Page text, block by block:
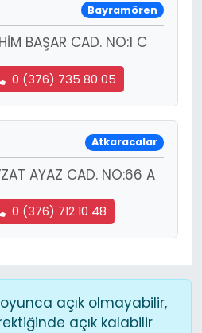
Bayramören
BAŞAR CAD. NO:1 C
0 (376) 735 80 05
Atkaracalar
AYAZ CAD. NO:66 A
0 (376) 712 10 48
açık olmayabilir,
açık kalabilir